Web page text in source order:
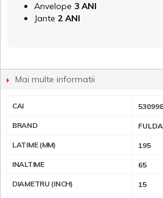
Anvelope 3 ANI
Jante 2 ANI
Mai multe informatii
CAI 530998
BRAND FULDA
LATIME (MM) 195
INALTIME 65
DIAMETRU (INCH) 15